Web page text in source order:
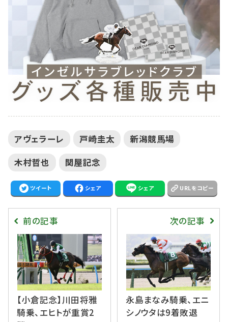
アヴェラーレ 戸崎圭太
新潟競馬場
木村哲也
関屋記念
ツイート シェア シェア URLをコピー
前の記事
【小倉記念】川田将雅
騎乗、エヒトが重賞2
次の記事
永島まなみ騎乗、エニ
シノウタは9着敗退